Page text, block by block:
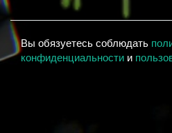
Вы обязуетесь соблюдать
конфиденциальности и